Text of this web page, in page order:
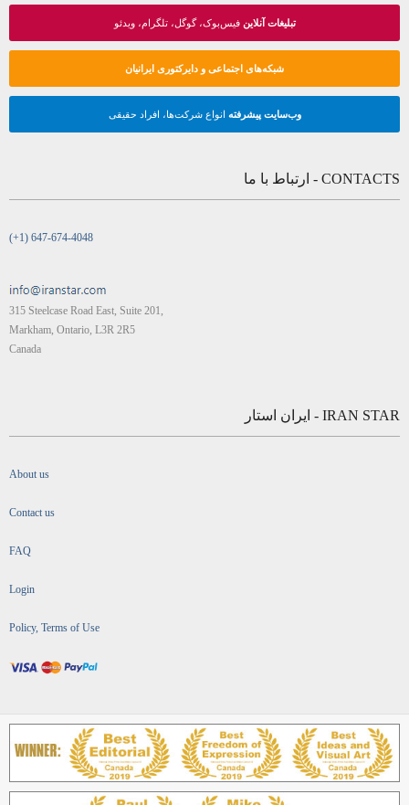
تبلیغات آنلاینفیس‌بوک، گوگل، تلگرام، ویدئو
شبکه‌های اجتماعی و دایرکتوری ایرانیان
وب‌سایت پیشرفته انواع شرکت‌ها، افراد حقیقی
CONTACTS - ارتباط با ما
(+1) 647-674-4048
315 Steelcase Road East, Suite 201,
Markham, Ontario, L3R 2R5
Canada
IRAN STAR - ایران استار
About us
Contact us
FAQ
Login
Policy, Terms of Use